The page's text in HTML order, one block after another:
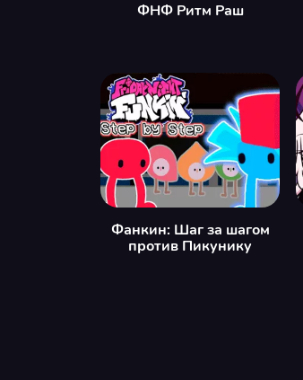
ФНФ Ритм Раш
Фанкин: Шаг за шагом
против Пикунику